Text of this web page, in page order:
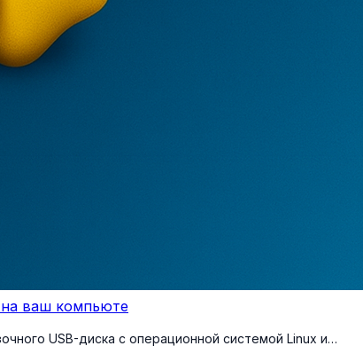
ваш компьюте
USB-диска с операционной системой Linux и…